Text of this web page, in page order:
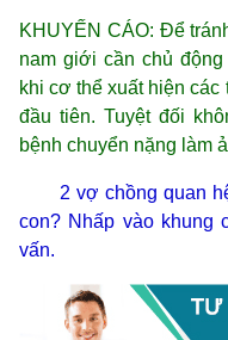
KHUYẾN CÁO: Để
nam giới cần chủ
khi cơ thể xuất hiện
đầu tiên. Tuyệt đối
bệnh chuyển nặng làm
2 vợ chồng quan
con? Nhấp vào
vấn.